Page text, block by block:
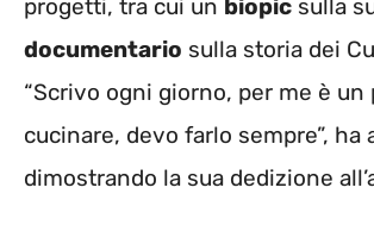
progetti, tra cui un biopic sulla
documentario sulla storia dei
“Scrivo ogni giorno, per me è un
cucinare, devo farlo sempre”, ha
dimostrando la sua dedizione